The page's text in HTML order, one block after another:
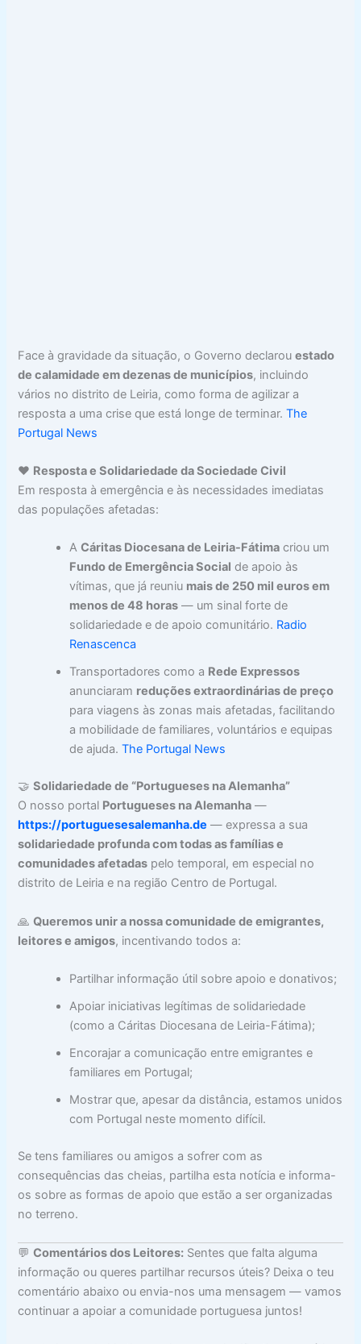
Face à gravidade da situação, o Governo declarouestado
de calamidade em dezenas de municípios, incluindo
vários no distrito de Leiria, como forma de agilizar a
resposta a uma crise que está longe de terminar.The
Portugal News
❤️ Resposta e Solidariedade da Sociedade Civil
Em resposta à emergência e às necessidades imediatas
das populações afetadas:
ACáritas Diocesana de Leiria-Fátima criou um
Fundo de Emergência Social de apoio às
vítimas, que já reuniu mais de 250 mil euros em
menos de 48 horas — um sinal forte de
solidariedade e de apoio comunitário. Radio
Renascenca
Transportadores como a Rede Expressos
anunciaram reduções extraordinárias de preço
para viagens às zonas mais afetadas, facilitando
a mobilidade de familiares, voluntários e equipas
de ajuda.The Portugal News
🤝Solidariedade de “Portugueses na Alemanha”
O nosso portal Portugueses na Alemanha —
https://portuguesesalemanha.de — expressa a sua
solidariedade profunda com todas as famílias e
comunidades afetadas pelo temporal, em especial no
distrito de Leiria e na região Centro de Portugal.
🙏Queremos unir a nossa comunidade de emigrantes,
leitores e amigos, incentivando todos a:
Partilhar informação útil sobre apoio e donativos;
Apoiar iniciativas legítimas de solidariedade
(como a Cáritas Diocesana de Leiria-Fátima);
Encorajar a comunicação entre emigrantes e
familiares em Portugal;
Mostrar que, apesar da distância, estamos unidos
com Portugal neste momento difícil.
Se tens familiares ou amigos a sofrer com as
consequências das cheias, partilha esta notícia e informa-
os sobre as formas de apoio que estão a ser organizadas
no terreno.
💬Comentários dos Leitores: Sentes que falta alguma
informação ou queres partilhar recursos úteis? Deixa o teu
comentário abaixo ou envia-nos uma mensagem — vamos
continuar a apoiar a comunidade portuguesa juntos!